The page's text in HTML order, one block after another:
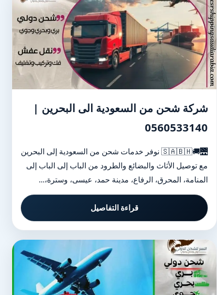
شركة شحن من السعودية الى البحرين |
0560533140
🌉🚚🇸🇦🇧🇭 نوفر خدمات شحن من السعودية إلى البحرين
مع توصيل الأثاث والبضائع والطرود من الباب إلى الباب إلى
المنامة، المحرق، الرفاع، مدينة حمد، عيسى، وسترة،...
قراءة التفاصيل